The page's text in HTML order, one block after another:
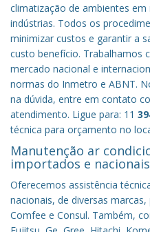
climatização de ambientes em
indústrias. Todos os
minimizar custos e garantir a
custo benefício. Trabalhamos
mercado nacional e
normas do Inmetro e ABNT.
na dúvida, entre em contato
atendimento. Ligue para: 11
técnica para orçamento no
Manutenção ar
importados e nacionais
Oferecemos assistência
nacionais, de diversas
Comfee e Consul. Também,